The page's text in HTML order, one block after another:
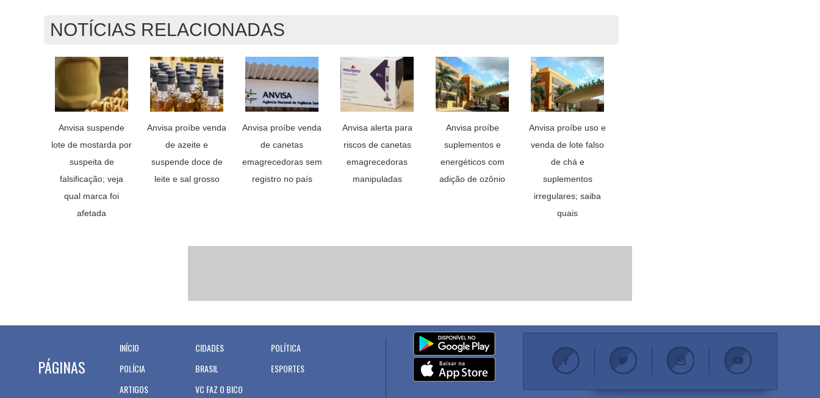
NOTÍCIAS RELACIONADAS
Anvisa suspende
lote de mostarda por
suspeita de
falsificação; veja
qual marca foi
afetada
Anvisa proíbe venda
de azeite e
suspende doce de
leite e sal grosso
Anvisa proíbe venda
de canetas
emagrecedoras sem
registro no país
Anvisa alerta para
riscos de canetas
emagrecedoras
manipuladas
Anvisa proíbe
suplementos e
energéticos com
adição de ozônio
Anvisa proíbe uso e
venda de lote falso
de chá e
suplementos
irregulares; saiba
quais
PÁGINAS
INÍCIO CIDADES
POLÍTICA
POLÍCIA
BRASIL
ESPORTES
ARTIGOS
VC FAZ O BICO